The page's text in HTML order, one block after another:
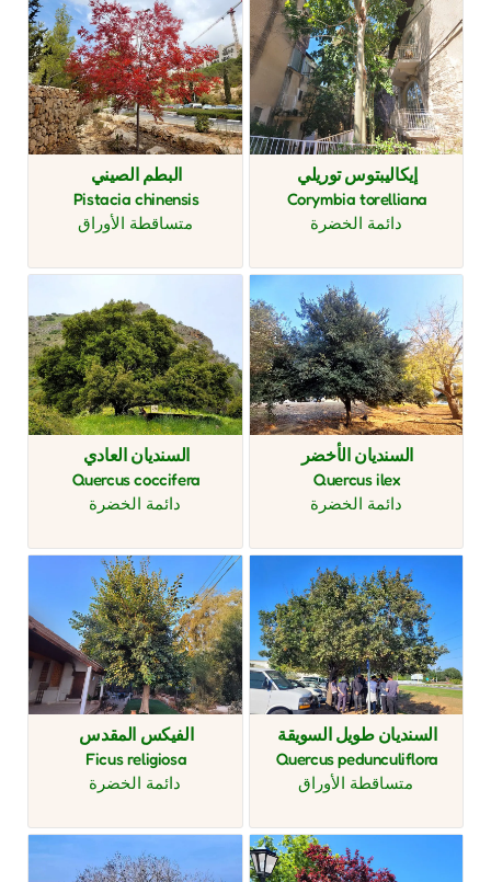
إيكاليبتوس توريلي
Corymbia torelliana
دائمة الخضرة
البطم الصيني
Pistacia chinensis
متساقطة الأوراق
السنديان الأخضر
Quercus ilex
دائمة الخضرة
السنديان العادي
Quercus coccifera
دائمة الخضرة
السنديان طويل السويقة
Quercus pedunculiflora
متساقطة الأوراق
الفيكس المقدس
Ficus religiosa
دائمة الخضرة